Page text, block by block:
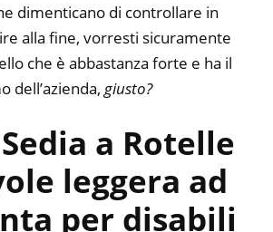
dimenticano di controllare in
alla fine, vorresti sicuramente
che è abbastanza forte e ha il
dell’azienda, giusto?
a Rotelle
leggera ad
per disabili